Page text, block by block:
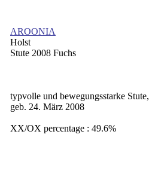
AROONIA
Holst
Stute 2008 Fuchs
typvolle und bewegungsstarke Stute,
geb. 24. März 2008
XX/OX percentage : 49.6%